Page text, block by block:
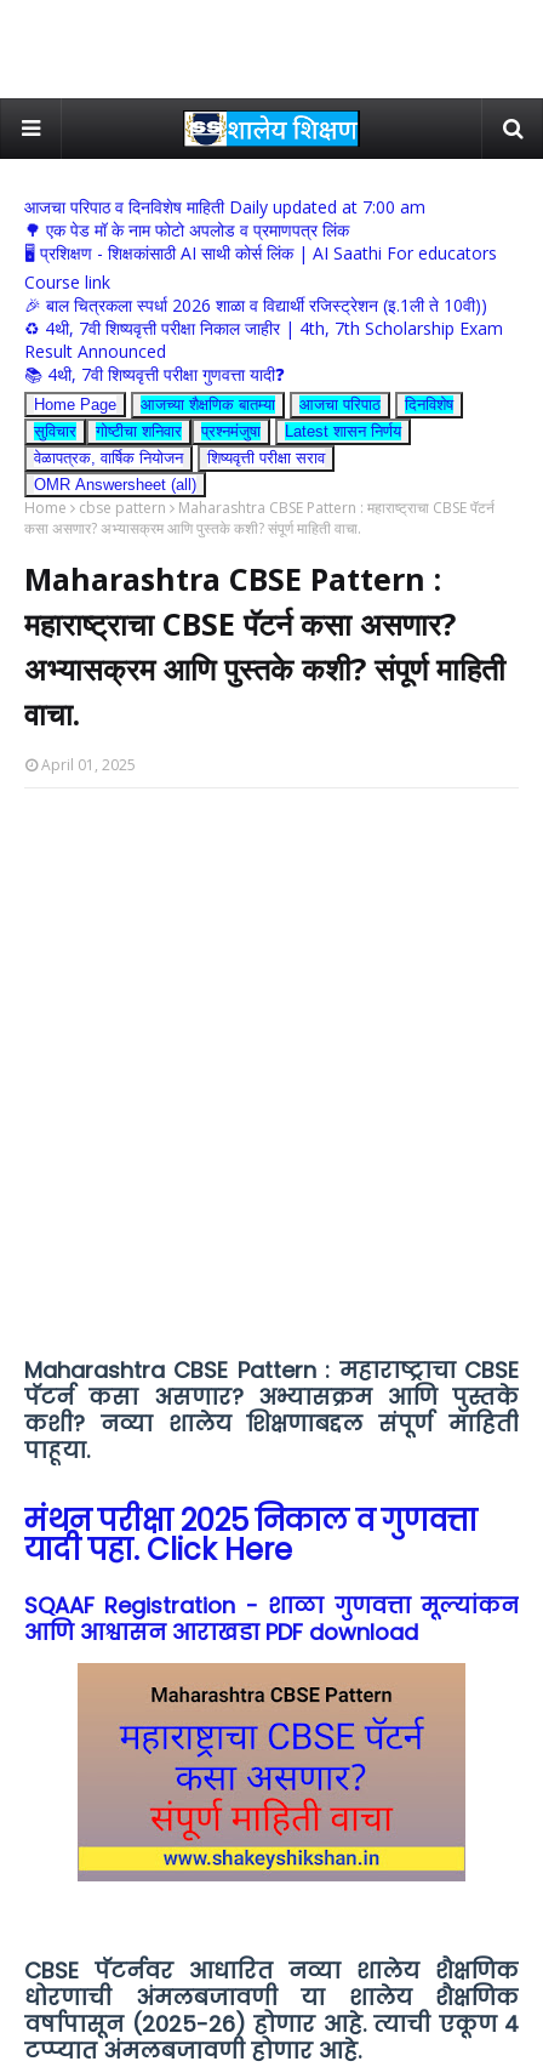
आजचा परिपाठ व दिनविशेष माहिती Daily updated at 7:00 am
🌳 एक पेड मॉ के नाम फोटो अपलोड व प्रमाणपत्र लिंक
🖥 प्रशिक्षण - शिक्षकांसाठी AI साथी कोर्स लिंक | AI Saathi For educators
Course link
🎉 बाल चित्रकला स्पर्धा 2026 शाळा व विद्यार्थी रजिस्ट्रेशन (इ.1ली ते 10वी))
♻️ 4थी, 7वी शिष्यवृत्ती परीक्षा निकाल जाहीर | 4th, 7th Scholarship Exam
Result Announced
📚 4थी, 7वी शिष्यवृत्ती परीक्षा गुणवत्ता यादी❓
Home Page आजच्या शैक्षणिक बातम्या आजचा परिपाठ
दिनविशेष
सुविचार
गोष्टीचा शनिवार प्रश्नमंजुषा
Latest शासन निर्णय
वेळापत्रक, वार्षिक नियोजन
शिष्यवृत्ती परीक्षा सराव
OMR Answersheet (all)
Home cbse pattern
Maharashtra CBSE Pattern : महाराष्ट्राचा CBSE पॅटर्न
कसा असणार? अभ्यासक्रम आणि पुस्तके कशी? संपूर्ण माहिती वाचा.
Maharashtra CBSE Pattern :
महाराष्ट्राचा CBSE पॅटर्न कसा असणार?
अभ्यासक्रम आणि पुस्तके कशी? संपूर्ण माहिती
वाचा.
April 01, 2025
Maharashtra CBSE Pattern : महाराष्ट्राचा CBSE
पॅटर्न कसा असणार? अभ्यासक्रम आणि पुस्तके
कशी? नव्या शालेय शिक्षणाबद्दल संपूर्ण माहिती
पाहूया.
मंथन परीक्षा 2025 निकाल व गुणवत्ता
यादी पहा. Click Here
SQAAF Registration - शाळा गुणवत्ता मूल्यांकन
आणि आश्वासन आराखडा PDF download
CBSE पॅटर्नवर आधारित नव्या शालेय शैक्षणिक
धोरणाची अंमलबजावणी या शालेय शैक्षणिक
वर्षापासून (2025-26) होणार आहे. त्याची एकूण 4
टप्प्यात अंमलबजावणी होणार आहे.